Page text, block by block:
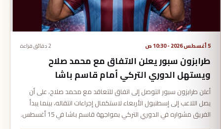
5 أغسطس 2026 - 10:30 ص 2 دقائق قراءة
طرابزون سبور يعلن الاتفاق مع محمد صلاح
ويستهل الدوري التركي أمام قاسم باشا
أعلن طرابزون سبور التوصل إلى اتفاق للتعاقد مع محمد صلاح، على أن
يصل اللاعب إلى إسطنبول الأربعاء لاستكمال إجراءات انتقاله، بينما يبدأ
الفريق مشواره في الدوري التركي بمواجهة قاسم باشا في 15 أغسطس.